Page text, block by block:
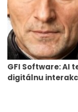
GFI Software: AI
digitálnu